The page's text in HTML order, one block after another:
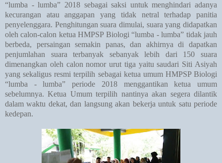
“lumba - lumba” 2018 sebagai saksi untuk menghindari adanya
kecurangan atau anggapan yang tidak netral terhadap panitia
penyelenggara. Penghitungan suara dimulai, suara yang didapatkan
oleh calon-calon ketua HMPSP Biologi “lumba - lumba” tidak jauh
berbeda, persaingan semakin panas, dan akhirnya di dapatkan
penjumlahan suara terbanyak sebanyak lebih dari 150 suara
dimenangkan oleh calon nomor urut tiga yaitu saudari Siti Asiyah
yang sekaligus resmi terpilih sebagai ketua umum HMPSP Biologi
“lumba - lumba” periode 2018 menggantikan ketua umum
sebelumnya. Ketua Umum terpilih nantinya akan segera dilantik
dalam waktu dekat, dan langsung akan bekerja untuk satu periode
kedepan.